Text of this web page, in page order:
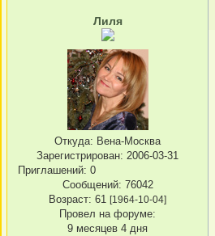
Лиля
Откуда: Вена-Москва
Зарегистрирован: 2006-03-31
Приглашений: 0
Сообщений: 76042
Возраст: 61 [1964-10-04]
Провел на форуме:
9 месяцев 4 дня